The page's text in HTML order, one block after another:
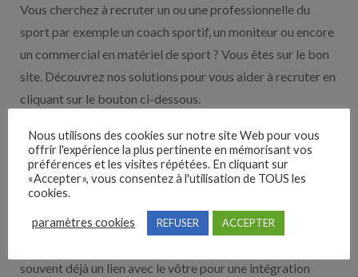
Vous cherchez à recruter un ou une professionnelle du
sport par exemple un coach sportif, un moniteur ou encore
un commercial en matériel de sport ? Vous êtes sur le bon
site. Découvrez nos solutions pour vous aider à recruter en
cliquant sur le bouton ci-dessous.
Nos solutions entreprises
Découvrez nos partenaires ! Moteurs de recherches,
multidiffuseurs, sites payant… nombreux sont nos
souvent déjà un lien avec le vôtre pour une intégration
Nous utilisons des cookies sur notre site Web pour vous
offrir l'expérience la plus pertinente en mémorisant vos
préférences et les visites répétées. En cliquant sur
«Accepter», vous consentez à l'utilisation de TOUS les
cookies.
paramètres cookies REFUSER ACCEPTER